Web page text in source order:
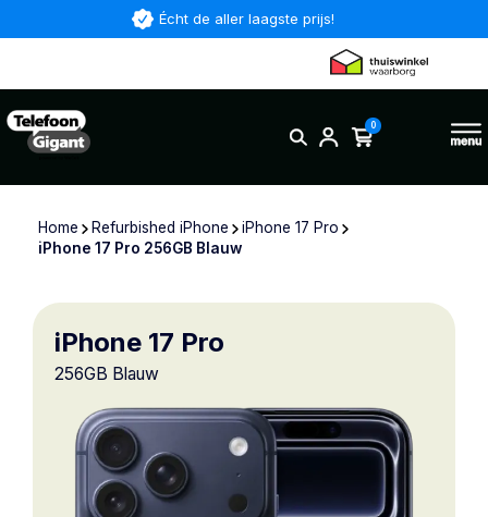
Écht de aller laagste prijs!
0
Home Refurbished iPhone
iPhone 17 Pro
iPhone 17 Pro 256GB Blauw
iPhone 17 Pro
256GB Blauw